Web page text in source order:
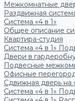
Межкомнатные
Раздвижная
Система «4 в 1»
Общее описание
Квартира-студия
Система «4 в 1»
Двери в
Подвесные
Офисные
Сдвижная дверь на
Система «4 в 1»